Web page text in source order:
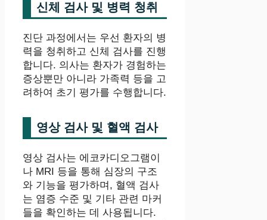
신체 검사 및 병력 청취
진단 과정에서는 우선 환자의 병
력을 청취하고 신체 검사를 진행
합니다. 의사는 환자가 경험하는
증상뿐만 아니라 가족력 등을 고
려하여 초기 평가를 수행합니다.
영상 검사 및 혈액 검사
영상 검사는 에코카디오그램이
나 MRI 등을 통해 심장의 구조
와 기능을 평가하며, 혈액 검사
는 염증 수준 및 기타 관련 마커
들을 확인하는 데 사용됩니다.